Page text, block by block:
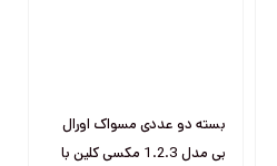
بسته دو عددی مسواک اورال
بی مدل 1.2.3 مکسی کلین با